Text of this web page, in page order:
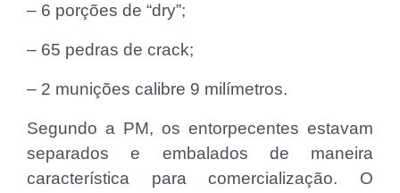
– 6 porções de “dry”;
– 65 pedras de crack;
– 2 munições calibre 9 milímetros.
Segundo a PM, os entorpecentes estavam
separados e embalados de maneira
característica para comercialização. O